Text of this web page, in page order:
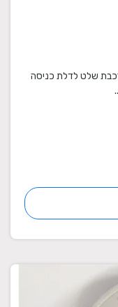
שלט לדלת כניסה